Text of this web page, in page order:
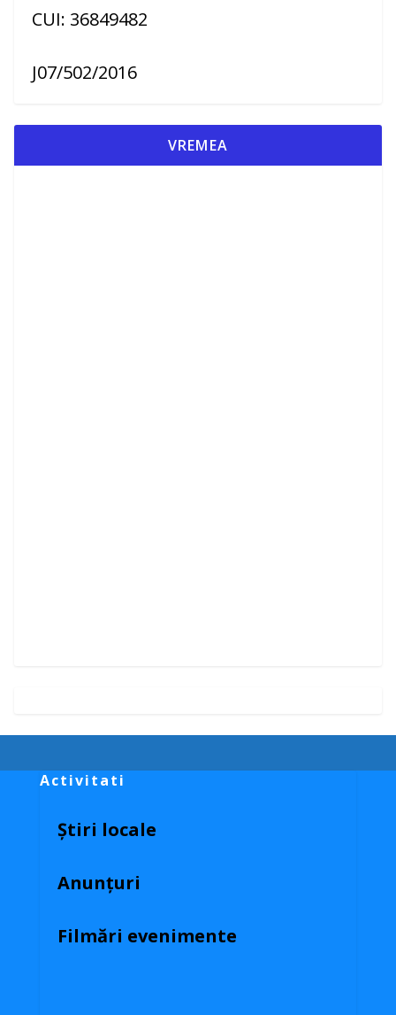
CUI: 36849482
J07/502/2016
VREMEA
Activitati
Știri locale
Anunțuri
Filmări evenimente